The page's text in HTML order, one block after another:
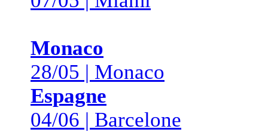
Monaco
28/05 | Monaco
Espagne
04/06 | Barcelone